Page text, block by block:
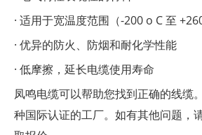
· 适用于宽温度范围（-200 o C 至
· 优异的防火、防烟和耐化学性能
· 低摩擦，延长电缆使用寿命
凤鸣电缆可以帮助您找到正确的线缆
种国际认证的工厂。如有其他问题，